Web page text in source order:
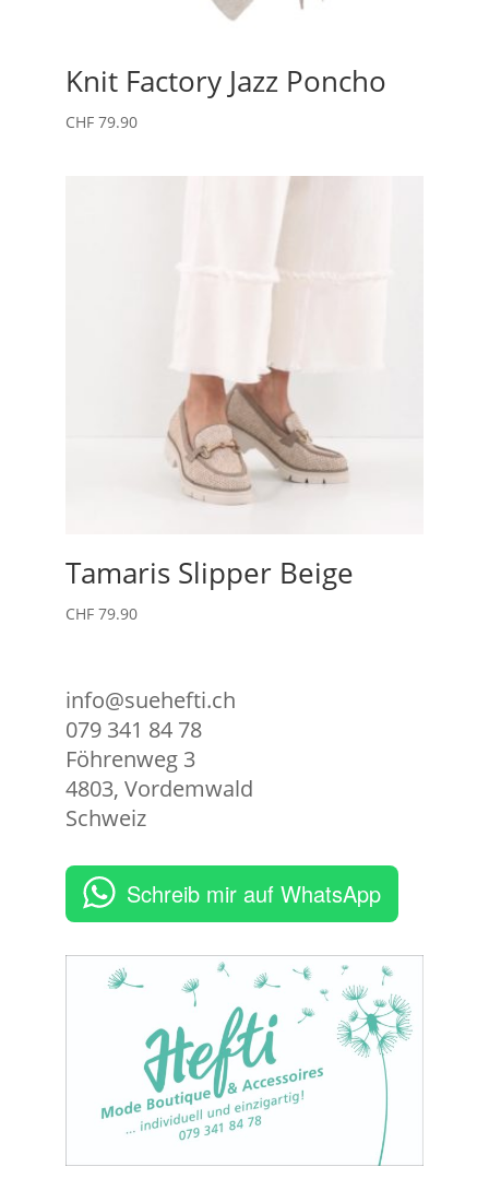
Knit Factory Jazz Poncho
CHF79.90
Tamaris Slipper Beige
CHF79.90
info@suehefti.ch
079 341 84 78
Föhrenweg 3
4803, Vordemwald
Schweiz
Schreib mir auf WhatsApp